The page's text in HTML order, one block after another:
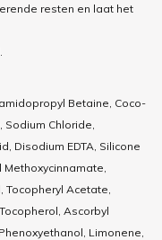
resten en laat het
Betaine, Coco-
Sodium Chloride,
Disodium EDTA, Silicone
Tocopheryl Acetate,
Ascorbyl
Limonene,